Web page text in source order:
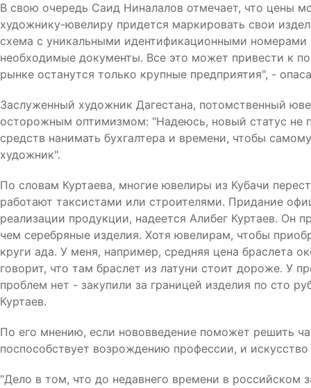
В свою очередь Саид Ниналалов отмечает, что цены
художнику-ювелиру придется маркировать свои
схема с уникальными идентификационными
необходимые документы. Все это может привести к
рынке останутся только крупные предприятия", -
Заслуженный художник Дагестана, потомственный
осторожным оптимизмом: "Надеюсь, новый статус не
средств нанимать бухгалтера и времени, чтобы
художник".
По словам Куртаева, многие ювелиры из Кубачи
работают таксистами или строителями. Придание
реализации продукции, надеется Алибег Куртаев.
чем серебряные изделия. Хотя ювелирам, чтобы
круги ада. У меня, например, средняя цена браслета
говорит, что там браслет из латуни стоит дороже. У
проблем нет - закупили за границей изделия по сто
Куртаев.
По его мнению, если нововведение поможет решить
поспособствует возрождению профессии, и искусство
"Дело в том, что до недавнего времени в российском